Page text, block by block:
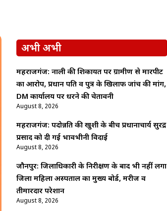
अभी अभी
महराजगंज: नाली की शिकायत पर ग्रामीण से मारपीट
का आरोप, प्रधान पति व पुत्र के खिलाफ जांच की मांग,
DM कार्यालय पर धरने की चेतावनी
August 8, 2026
महराजगंज: पदोन्नति की खुशी के बीच प्रधानाचार्य सुरेंद्र
प्रसाद को दी गई भावभीनी विदाई
August 8, 2026
जौनपुर: जिलाधिकारी के निरीक्षण के बाद भी नहीं लगा
जिला महिला अस्पताल का मुख्य बोर्ड, मरीज व
तीमारदार परेशान
August 8, 2026